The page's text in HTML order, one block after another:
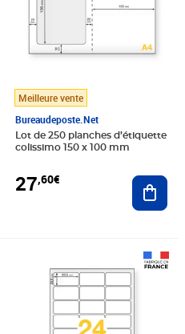
au panier
Meilleure vente
Bureaudeposte.net
Lot de 250 planches d’étiquette
colissimo 150 x 100 mm
27,60€